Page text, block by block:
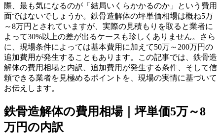
際、最も気になるのが「結局いくらかかるのか」という費用
面ではないでしょうか。鉄骨造解体の坪単価相場は概ね5万
～8万円とされていますが、実際の見積もりを取ると業者に
よって30%以上の差が出るケースも珍しくありません。さら
に、現場条件によっては基本費用に加えて50万～200万円の
追加費用が発生することもあります。この記事では、鉄骨造
解体の費用相場と内訳、追加費用が発生する条件、そして信
頼できる業者を見極めるポイントを、現場の実情に基づいて
お伝えします。
鉄骨造解体の費用相場｜坪単価5万～8
万円の内訳